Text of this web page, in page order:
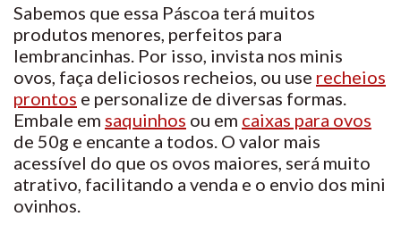
Sabemos que essa Páscoa terá muitos
produtos menores, perfeitos para
lembrancinhas. Por isso, invista nos minis
ovos, faça deliciosos recheios, ou use recheios
prontos e personalize de diversas formas.
Embale em saquinhos ou em caixas para ovos
de 50g e encante a todos. O valor mais
acessível do que os ovos maiores, será muito
atrativo, facilitando a venda e o envio dos mini
ovinhos.